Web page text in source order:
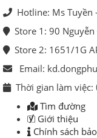
Hotline: Ms
Store 1: 90 Nguyễn
Store 2: 1651/1G
Email:
Thời gian làm việc:
Tìm đường
Giới thiệu
Chính sách